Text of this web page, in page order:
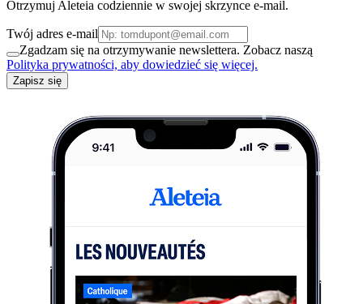
Otrzymuj Aleteia codziennie w swojej skrzynce e-mail.
Twój adres e-mail
Zgadzam się na otrzymywanie newslettera. Zobacz naszą
Polityka prywatności, aby dowiedzieć się więcej.
Zapisz się